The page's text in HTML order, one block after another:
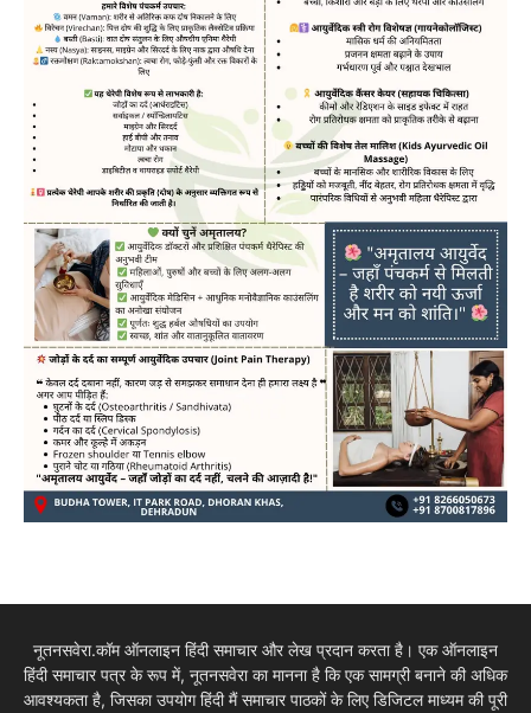
नूतनसवेरा.कॉम ऑनलाइन हिंदी समाचार और लेख प्रदान करता है। एक ऑनलाइन
हिंदी समाचार पत्र के रूप में, नूतनसवेरा का मानना है कि एक सामग्री बनाने की अधिक
आवश्यकता है, जिसका उपयोग हिंदी मैं समाचार पाठकों के लिए डिजिटल माध्यम की पूरी